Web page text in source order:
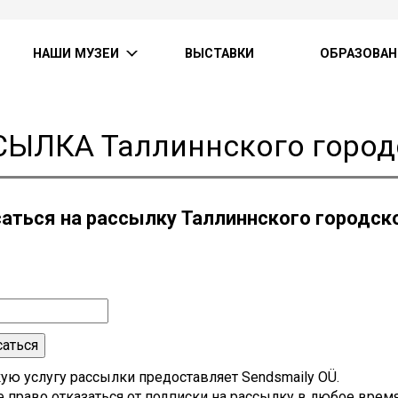
НАШИ МУЗЕИ ВЫСТАВКИ
Таллиннского
на рассылку Таллиннского
услугу рассылки предоставляет Sendsmaily OÜ.